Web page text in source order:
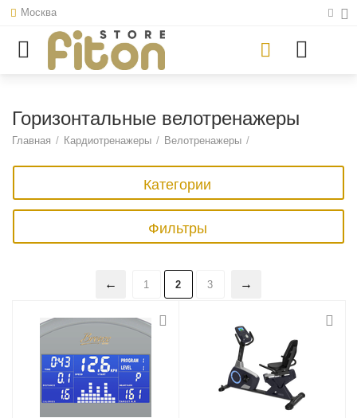
Москва
Горизонтальные велотренажеры
Главная / Кардиотренажеры / Велотренажеры /
Категории
Фильтры
1 2 3